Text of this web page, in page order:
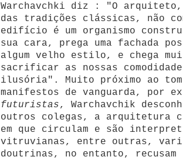
Warchavchki diz : "O
das tradições clássicas, não
edifício é um organismo
sua cara, prega uma fachada
algum velho estilo, e chega
sacrificar as nossas
ilusória". Muito próximo ao
manifestos de vanguarda, por
futuristas, Warchavchik
outros colegas, a arquitetura
em que circulam e são
vitruvianas, entre outras,
doutrinas, no entanto,